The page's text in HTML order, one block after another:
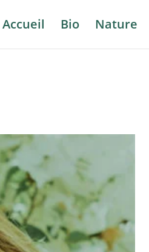
Accueil Bio Nature